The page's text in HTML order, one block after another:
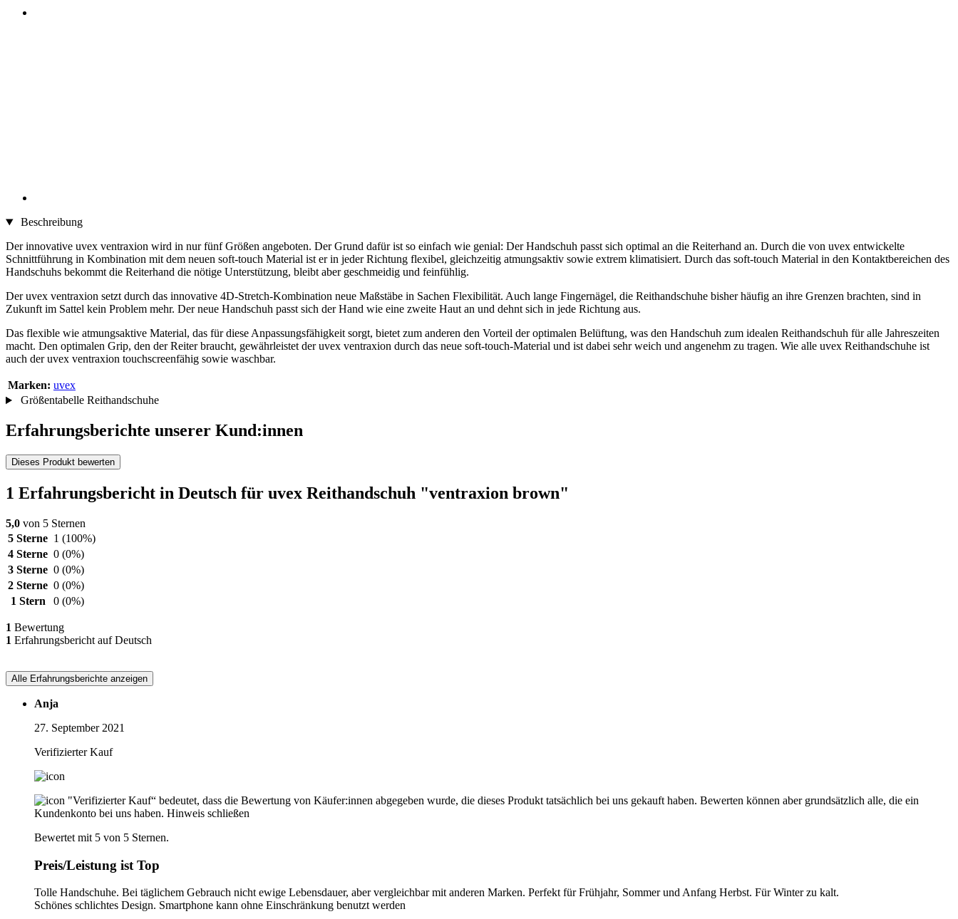
Beschreibung
Der innovative uvex ventraxion wird in nur fünf Größen angeboten. Der Grund dafür ist so einfach wie genial: Der Handschuh passt sich optimal an die Reiterhand an. Durch die von uvex entwickelte
Schnittführung in Kombination mit dem neuen soft-touch Material ist er in jeder Richtung flexibel, gleichzeitig atmungsaktiv sowie extrem klimatisiert. Durch das soft-touch Material in den Kontaktbereichen des
Handschuhs bekommt die Reiterhand die nötige Unterstützung, bleibt aber geschmeidig und feinfühlig.
Der uvex ventraxion setzt durch das innovative 4D-Stretch-Kombination neue Maßstäbe in Sachen Flexibilität. Auch lange Fingernägel, die Reithandschuhe bisher häufig an ihre Grenzen brachten, sind in
Zukunft im Sattel kein Problem mehr. Der neue Handschuh passt sich der Hand wie eine zweite Haut an und dehnt sich in jede Richtung aus.
Das flexible wie atmungsaktive Material, das für diese Anpassungsfähigkeit sorgt, bietet zum anderen den Vorteil der optimalen Belüftung, was den Handschuh zum idealen Reithandschuh für alle Jahreszeiten
macht. Den optimalen Grip, den der Reiter braucht, gewährleistet der uvex ventraxion durch das neue soft-touch-Material und ist dabei sehr weich und angenehm zu tragen. Wie alle uvex Reithandschuhe ist
auch der uvex ventraxion touchscreenfähig sowie waschbar.
Marken: uvex
Größentabelle Reithandschuhe
Erfahrungsberichte unserer Kund:innen
Dieses Produkt bewerten
1 Erfahrungsbericht in Deutsch für uvex Reithandschuh "ventraxion brown"
5,0 von 5 Sternen
5 Sterne 1 (100%)
4 Sterne 0 (0%)
3 Sterne 0 (0%)
2 Sterne 0 (0%)
1 Stern
0 (0%)
1 Bewertung
1 Erfahrungsbericht auf Deutsch
Alle Erfahrungsberichte anzeigen
Anja
27. September 2021
Verifizierter Kauf
"Verifizierter Kauf“ bedeutet, dass die Bewertung von Käufer:innen abgegeben wurde, die dieses Produkt tatsächlich bei uns gekauft haben. Bewerten können aber grundsätzlich alle, die ein
Kundenkonto bei uns haben. Hinweis schließen
Bewertet mit 5 von 5 Sternen.
Preis/Leistung ist Top
Tolle Handschuhe. Bei täglichem Gebrauch nicht ewige Lebensdauer, aber vergleichbar mit anderen Marken. Perfekt für Frühjahr, Sommer und Anfang Herbst. Für Winter zu kalt.
Schönes schlichtes Design. Smartphone kann ohne Einschränkung benutzt werden